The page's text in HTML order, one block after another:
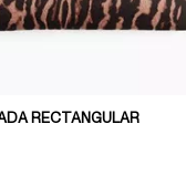
RECTANGULAR